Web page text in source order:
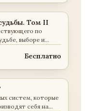
Том II
по
выборе и
с
Бесплатно
систем, которые
себя на